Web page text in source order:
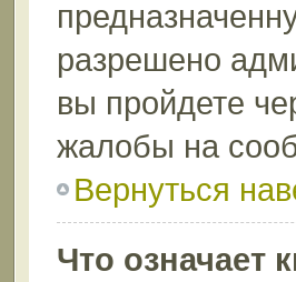
разрешено
вы пройдете
жалобы на
Вернуться
Что означает